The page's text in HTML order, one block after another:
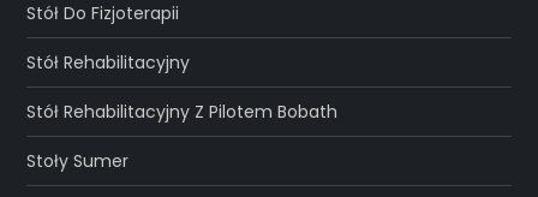
Stół Do Fizjoterapii
Stół Rehabilitacyjny
Stół Rehabilitacyjny Z Pilotem Bobath
Stoły Sumer